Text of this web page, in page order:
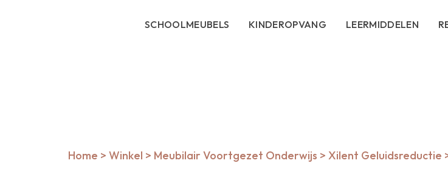
SCHOOLMEUBELS KINDEROPVANG LEERMIDDELEN
Home > Winkel > Meubilair Voortgezet Onderwijs > Xilent Geluidsreductie